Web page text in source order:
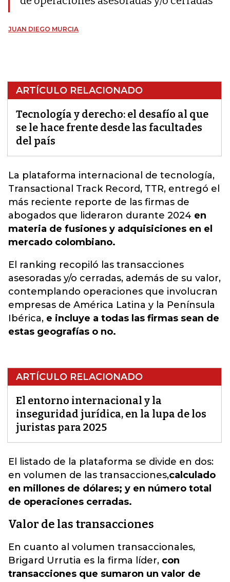
JUAN DIEGO MURCIA
ARTÍCULO RELACIONADO
Tecnología y derecho: el desafío al que
se le hace frente desde las facultades
del país
La plataforma internacional de tecnología,
Transactional Track Record, TTR, entregó el
más reciente reporte de las firmas de
abogados que lideraron durante 2024 en
materia de fusiones y adquisiciones en el
mercado colombiano.
El ranking recopiló las transacciones
asesoradas y/o cerradas, además de su valor,
contemplando operaciones que involucran
empresas de América Latina y la Península
Ibérica, e incluye a todas las firmas sean de
estas geografías o no.
ARTÍCULO RELACIONADO
El entorno internacional y la
inseguridad jurídica, en la lupa de los
juristas para 2025
El listado de la plataforma se divide en dos:
en volumen de las transacciones,calculado
en millones de dólares; y en número total
de operaciones cerradas.
Valor de las transacciones
En cuanto al volumen transaccionales,
Brigard Urrutia es la firma líder, con
transacciones que sumaron un valor de